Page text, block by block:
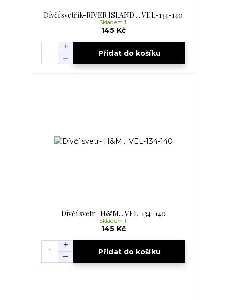
Dívčí svetřík-RIVER ISLAND ... VEL-134-140
145 Kč
Skladem 1
Přidat do košíku
Dívčí svetr- H&M... VEL-134-140
145 Kč
Skladem 1
Přidat do košíku